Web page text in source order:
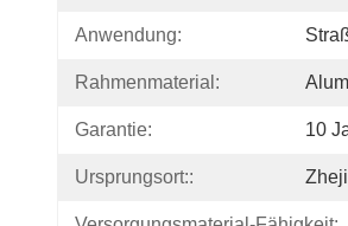
Anwendung:
Rahmenmaterial:
Garantie: 10
Ursprungsort::